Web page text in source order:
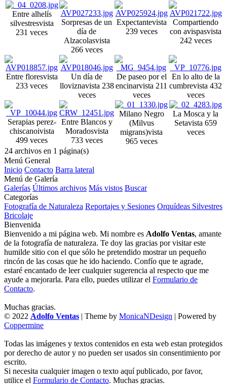
Entre alhelís
silvestresvista
231 veces
Sorpresas de un
día de
Alzacolasvista
266 veces
Expectantevista
239 veces
Compartiendo
con avispasvista
242 veces
Entre floresvista
233 veces
Un día de
lloviznavista 238
veces
De paseo por el
encinarvista 211
veces
En lo alto de la
cumbrevista 432
veces
Serapias perez-
chiscanoivista
499 veces
Entre Blancos y
Moradosvista
733 veces
Milano Negro
(Milvus
migrans)vista
965 veces
La Mosca y la
Setavista 659
veces
24 archivos en 1 página(s)
Menú General
Inicio Contacto Barra lateral
Menú de Galería
Galerías Últimos archivos Más vistos Buscar
Categorías
Fotografía de Naturaleza Reportajes y Sesiones Orquídeas Silvestres
Bricolaje
Bienvenida
Bienvenido a mi página web. Mi nombre es Adolfo Ventas, amante
de la fotografía de naturaleza. Te doy las gracias por visitar este
humilde sitio con el que sólo he pretendido mostrar un pequeño
rincón de las cosas que he ido haciendo. Confío que te agrade,
estaré encantado de leer cualquier sugerencia al respecto que me
ayude a mejorarla. Para ello, puedes utilizar el Formulario de
Contacto.
Muchas gracias.
© 2022 Adolfo Ventas | Theme by MonicaNDesign | Powered by
Coppermine
Todas las imágenes y textos contenidos en esta web estan protegidos
por derecho de autor y no pueden ser usados sin consentimiento por
escrito.
Si necesita cualquier imagen o texto aquí publicado, por favor,
utilice el Formulario de Contacto. Muchas gracias.